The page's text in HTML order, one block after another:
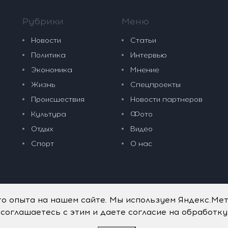
Рубрики
Новости
Политика
Экономика
Жизнь
Происшествия
Культура
Отдых
Спорт
Меню
Статьи
Интервью
Мнение
Спецпроекты
Новости партнеров
Фото
Видео
О нас
опыта на нашем сайте. Мы используем
с этим и даете согласие на